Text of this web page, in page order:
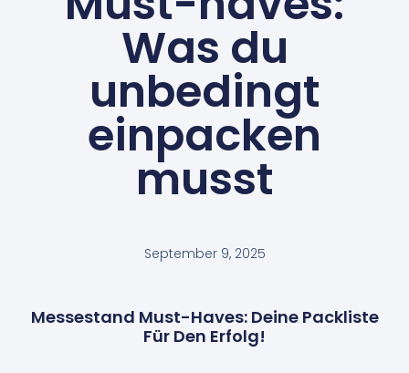
Was du
unbedingt
einpacken
musst
September 9, 2025
Messestand Must-Haves: Deine Packliste
Für Den Erfolg!